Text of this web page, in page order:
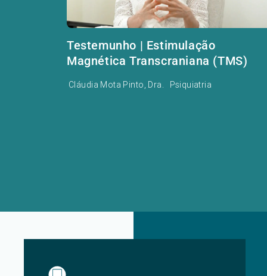
Testemunho | Estimulação
Magnética Transcraniana (TMS)
Cláudia Mota Pinto, Dra. Psiquiatria